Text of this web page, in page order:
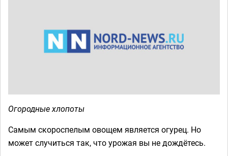
Огородные хлопоты
Самым скороспелым овощем является огурец. Но
может случиться так, что урожая вы не дождётесь.